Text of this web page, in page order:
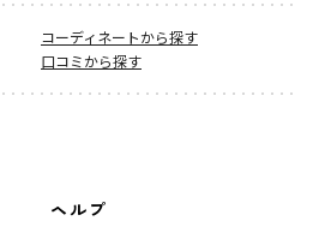
コーディネートから探す
口コミから探す
ヘルプ